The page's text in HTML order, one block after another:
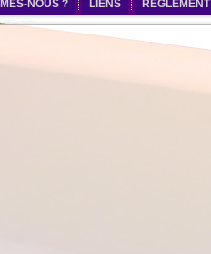
NOUS ? LIENS RÈGLEMENT